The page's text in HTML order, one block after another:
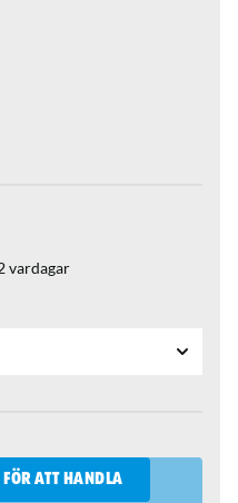
vardagar
ATT HANDLA